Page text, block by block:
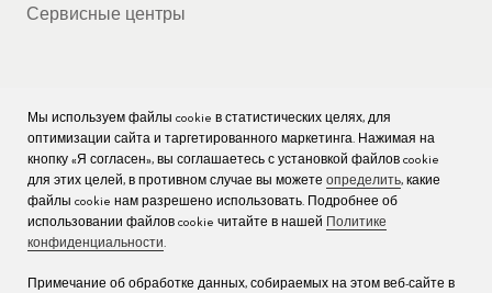
Сервисные центры
КОМПАНИЯ
Вакансии
Пресс
Мы используем файлы cookie в статистических целях, для
оптимизации сайта и таргетированного маркетинга. Нажимая на
кнопку «Я согласен», вы соглашаетесь с установкой файлов cookie
для этих целей, в противном случае вы можете определить, какие
файлы cookie нам разрешено использовать. Подробнее об
использовании файлов cookie читайте в нашей
Политике
конфиденциальности.
Примечание об обработке данных, собираемых на этом веб-сайте в